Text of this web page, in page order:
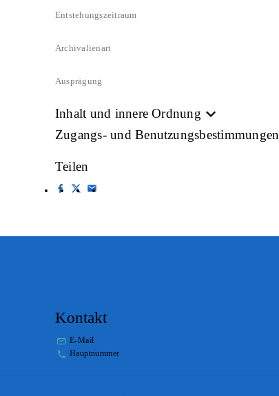
Entstehungszeitraum
Archivalienart
Ausprägung
Inhalt und innere Ordnung
Zugangs- und Benutzungsbestimmungen
Teilen
Kontakt
E-Mail
Hauptnummer